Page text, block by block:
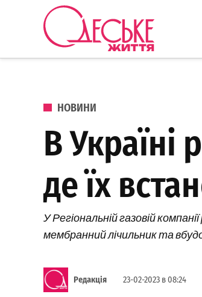
Перейти до вмісту
ОПУБЛІКОВАНО В
НОВИНИ
В Україні
де їх
У Регіональній газовій
мембранний лічильник та
Редакція 23-02-2023 в 08:24